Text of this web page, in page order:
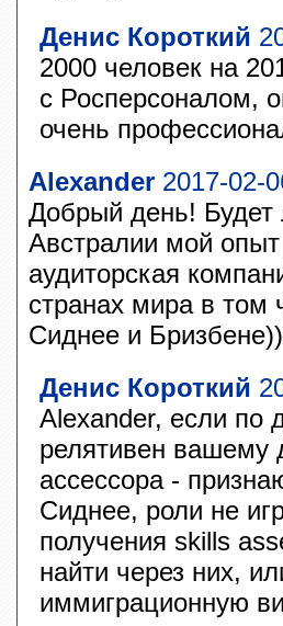
Денис Короткий
2000 человек на
с Росперсоналом,
очень
Alexander 2017-02-
Добрый день! Будет
Австралии мой
аудиторская
странах мира в том
Сиднее и
Денис Короткий
Alexander, если по
релятивен вашему
ассессора -
Сиднее, роли не
получения skills
найти через них,
иммиграционную